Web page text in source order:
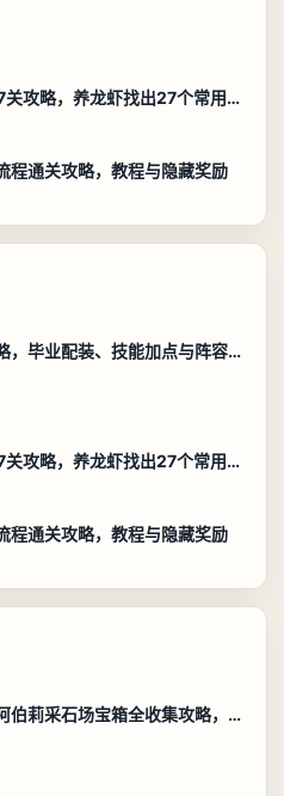
聪明开局吧第147关攻略，养龙虾找出27个常用字通关答案
程通关攻略，教程与隐藏奖励
异环白藏养成攻略，毕业配装、技能加点与阵容搭配保姆级解析
聪明开局吧第147关攻略，养龙虾找出27个常用字通关答案
程通关攻略，教程与隐藏奖励
明日方舟终末地阿伯莉采石场宝箱全收集攻略，全点位分布图与路线